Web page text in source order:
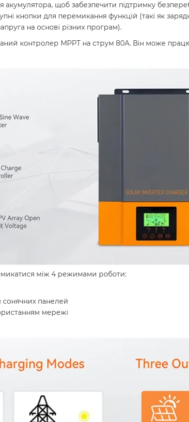
акумулятора, щоб забезпечити підтримку
кнопки для перемикання функцій (такі як
на основі різних програм).
контролер МРРТ на струм 80А. Він може
між 4 режимами роботи:
панелей
мережі